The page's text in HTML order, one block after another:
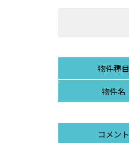
物件種目
物件名
コメント